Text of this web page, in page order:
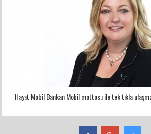
Hayat Mobil Bankan Mobil mottosu ile tek tıkla